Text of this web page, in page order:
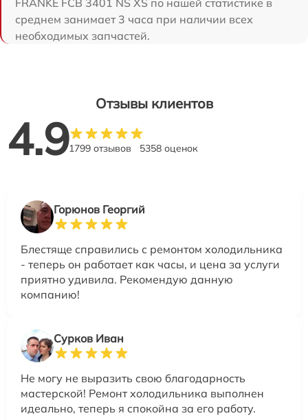
среднем занимает 3 часа при наличии всех
необходимых запчастей.
Отзывы клиентов
4.91799 отзывов 5358 оценок
Горюнов Георгий
Блестяще справились с ремонтом холодильника
- теперь он работает как часы, и цена за услуги
приятно удивила. Рекомендую данную
компанию!
Сурков Иван
Не могу не выразить свою благодарность
мастерской! Ремонт холодильника выполнен
идеально, теперь я спокойна за его работу.